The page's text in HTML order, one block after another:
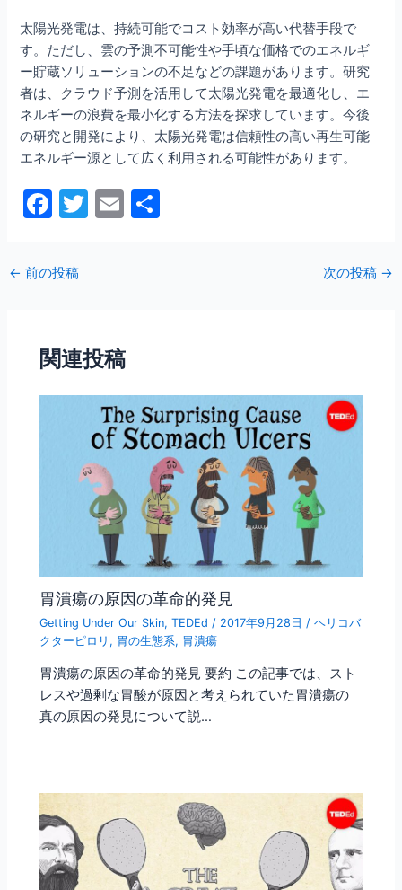
太陽光発電は、持続可能でコスト効率が高い代替手段で
す。ただし、雲の予測不可能性や手頃な価格でのエネルギ
ー貯蔵ソリューションの不足などの課題があります。研究
者は、クラウド予測を活用して太陽光発電を最適化し、エ
ネルギーの浪費を最小化する方法を探求しています。今後
の研究と開発により、太陽光発電は信頼性の高い再生可能
エネルギー源として広く利用される可能性があります。
F
c
e
o
o
k
T
E
← 前の投稿 次の投稿 →
関連投稿
胃潰瘍の原因の革命的発見
Getting Under Our Skin,TEDEd / 2017年9月28日 /ヘリコバ
クターピロリ , 胃の生態系, 胃潰瘍
胃潰瘍の原因の革命的発見 要約 この記事では、スト
レスや過剰な胃酸が原因と考えられていた胃潰瘍の
真の原因の発見について説…